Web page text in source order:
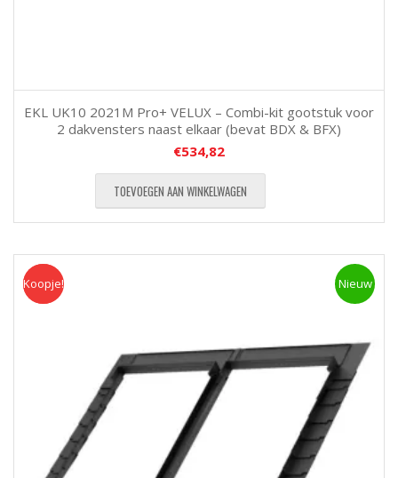
EKL UK10 2021M Pro+ VELUX – Combi-kit gootstuk voor
2 dakvensters naast elkaar (bevat BDX & BFX)
€534,82
TOEVOEGEN AAN WINKELWAGEN
Koopje Nieuw
Koopje!